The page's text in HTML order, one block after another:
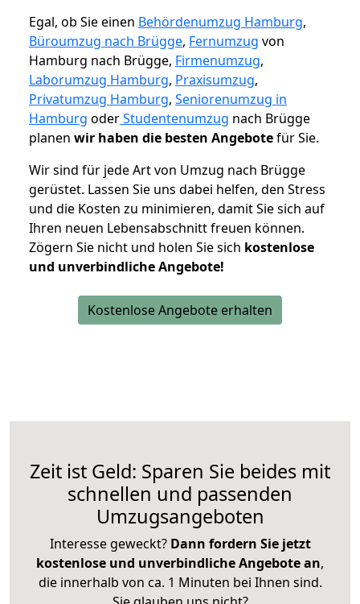
Egal, ob Sie einen Behördenumzug Hamburg,
Büroumzug nach Brügge, Fernumzug von
Hamburg nach Brügge, Firmenumzug,
Laborumzug Hamburg, Praxisumzug,
Privatumzug Hamburg, Seniorenumzug in
Hamburg oderStudentenumzug nach Brügge
planen wir haben die besten Angebotefür Sie.
Wir sind für jede Art von Umzug nach Brügge
gerüstet. Lassen Sie uns dabei helfen, den Stress
und die Kosten zu minimieren, damit Sie sich auf
Ihren neuen Lebensabschnitt freuen können.
Zögern Sie nicht und holen Sie sich kostenlose
und unverbindliche Angebote!
Kostenlose Angebote erhalten
Zeit ist Geld: Sparen Sie beides mit
schnellen und passenden
Umzugsangeboten
Interesse geweckt? Dann fordern Sie jetzt
kostenlose und unverbindliche Angebote an,
die innerhalb von ca. 1 Minuten bei Ihnen sind.